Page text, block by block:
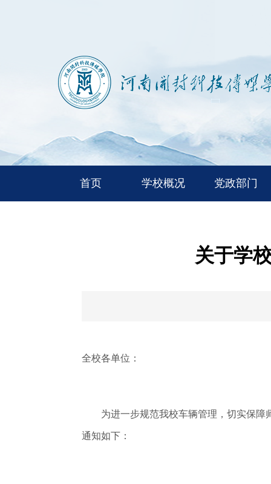
首页 学校概况 党政部门
关于学
全校各单位：
为进一步规范我校车辆管理，切实保障师
通知如下：